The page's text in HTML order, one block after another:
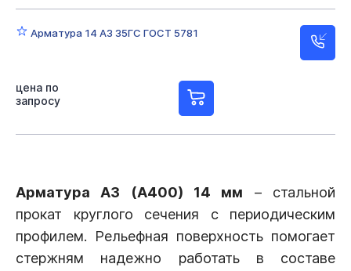
Арматура 14 А3 35ГС ГОСТ 5781
цена по
запросу
Арматура А3 (А400) 14 мм – стальной
прокат круглого сечения с периодическим
профилем. Рельефная поверхность помогает
стержням надежно работать в составе